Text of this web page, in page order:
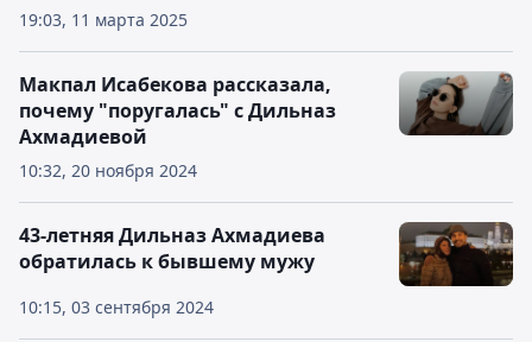
19:03, 11 марта 2025
10:32, 20 ноября 2024
Макпал Исабекова рассказала,
почему "поругалась" с Дильназ
Ахмадиевой
10:15, 03 сентября 2024
43-летняя Дильназ Ахмадиева
обратилась к бывшему мужу